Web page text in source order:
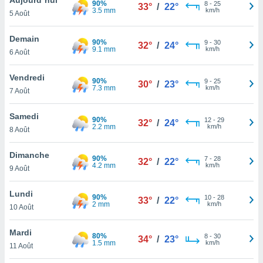
et
»,
au
vous
qu'ils
ou
le
ainsi
un
la
du
5 Août
90%
3.5 mm
33° / 22° 8- 25
km/h
Demain
6 Août
90%
9.1 mm
32° / 24° 9- 30
km/h
Vendredi
7 Août
90%
7.3 mm
30° / 23° 9- 25
km/h
Samedi
8 Août
90%
2.2 mm
32° / 24° 12- 29
km/h
Dimanche
9 Août
90%
4.2 mm
32° / 22° 7- 28
km/h
Lundi
10 Août
90%
2 mm
33° / 22° 10- 28
km/h
Mardi
11 Août
80%
1.5 mm
34° / 23° 8- 30
km/h